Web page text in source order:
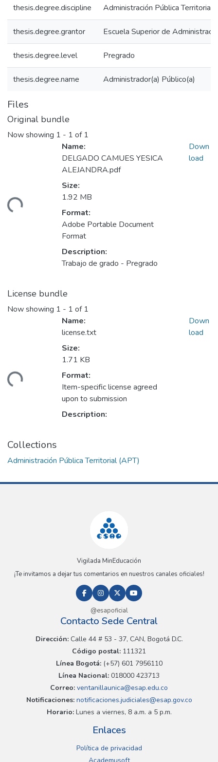
thesis.degree.discipline Administración Pública Territorial
thesis.degree.grantor Escuela Superior de
thesis.degree.level Pregrado
thesis.degree.name Administrador(a) Público(a)
Files
Original bundle
Now showing 1 - 1 of 1
Name:
DELGADO CAMUES YESICA
ALEJANDRA.pdf
Size:
1.92 MB
Format:
Adobe Portable Document
Format
Description:
Trabajo de grado - Pregrado
Down
load
License bundle
Now showing 1 - 1 of 1
Name:
license.txt
Size:
1.71 KB
Format:
Item-specific license agreed
upon to submission
Description:
Down
load
Collections
Administración Pública Territorial (APT)
Vigilada MinEducación
¡Te invitamos a dejar tus comentarios en nuestros canales oficiales!
@esapoficial
Contacto Sede Central
Dirección:Calle 44 # 53 - 37, CAN, Bogotá D.C.
Código postal: 111321
Línea Bogotá:(+57) 601 7956110
Línea Nacional: 018000 423713
Correo: ventanillaunica@esap.edu.co
Notificaciones:notificaciones.judiciales@esap.gov.co
Horario:Lunes a viernes, 8 a.m. a 5 p.m.
Enlaces
Política de privacidad